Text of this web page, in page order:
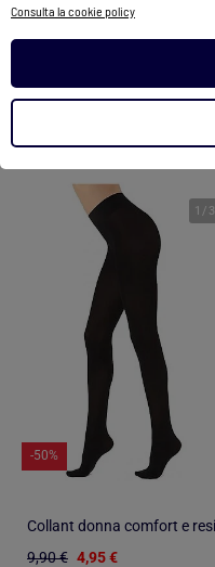
Consulta la cookie policy
Collant in cotone anti-pilling
9,99 €
Vedi prodotto
2 colori
1 / 3
-50%
9,90 € 4,95 €